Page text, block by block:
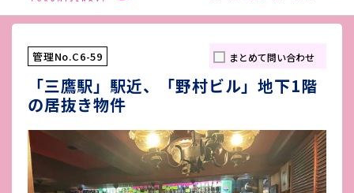
管理No.C6-59 まとめて問い合わせ
「三鷹駅」駅近、「野村ビル」地下1階
の居抜き物件